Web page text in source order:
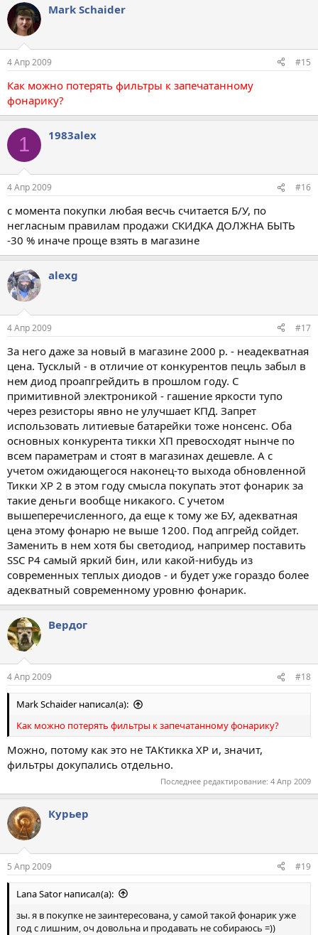
Mark Schaider
4 Апр 2009 #15
Как можно потерять фильтры к запечатанному
фонарику?
1 1983alеx
4 Апр 2009 #16
с момента покупки любая весчь считается Б/У, по
негласным правилам продажи СКИДКА ДОЛЖНА БЫТЬ
-30 % иначе проще взять в магазине
alexg
4 Апр 2009 #17
За него даже за новый в магазине 2000 р. - неадекватная
цена. Тусклый - в отличие от конкурентов пецль забыл в
нем диод проапгрейдить в прошлом году. С
примитивной электроникой - гашение яркости тупо
через резисторы явно не улучшает КПД. Запрет
использовать литиевые батарейки тоже нонсенс. Оба
основных конкурента тикки ХП превосходят нынче по
всем параметрам и стоят в магазинах дешевле. А с
учетом ожидающегося наконец-то выхода обновленной
Тикки XP 2 в этом году смысла покупать этот фонарик за
такие деньги вообще никакого. С учетом
вышеперечисленного, да еще к тому же БУ, адекватная
цена этому фонарю не выше 1200. Под апгрейд сойдет.
Заменить в нем хотя бы светодиод, например поставить
SSC P4 самый яркий бин, или какой-нибудь из
современных теплых диодов - и будет уже гораздо более
адекватный современному уровню фонарик.
Вердог
4 Апр 2009 #18
Mark Schaider написал(а):
Как можно потерять фильтры к запечатанному фонарику?
Можно, потому как это не ТАКтикка ХР и, значит,
фильтры докупались отдельно.
Последнее редактирование: 4 Апр 2009
Курьер
5 Апр 2009 #19
Lana Sator написал(а):
зы. я в покупке не заинтересована, у самой такой фонарик уже
год с лишним, оч довольна и продавать не собираюсь =))